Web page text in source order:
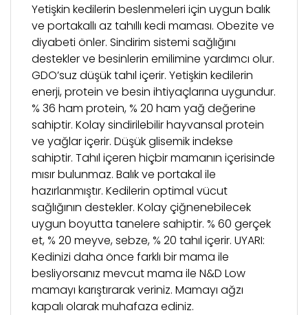
Yetişkin kedilerin beslenmeleri için uygun balık
ve portakallı az tahıllı kedi maması. Obezite ve
diyabeti önler. Sindirim sistemi sağlığını
destekler ve besinlerin emilimine yardımcı olur.
GDO’suz düşük tahıl içerir. Yetişkin kedilerin
enerji, protein ve besin ihtiyaçlarına uygundur.
% 36 ham protein, % 20 ham yağ değerine
sahiptir. Kolay sindirilebilir hayvansal protein
ve yağlar içerir. Düşük glisemik indekse
sahiptir. Tahıl içeren hiçbir mamanın içerisinde
mısır bulunmaz. Balık ve portakal ile
hazırlanmıştır. Kedilerin optimal vücut
sağlığının destekler. Kolay çiğnenebilecek
uygun boyutta tanelere sahiptir. % 60 gerçek
et, % 20 meyve, sebze, % 20 tahıl içerir. UYARI:
Kedinizi daha önce farklı bir mama ile
besliyorsanız mevcut mama ile N&D Low
mamayı karıştırarak veriniz. Mamayı ağzı
kapalı olarak muhafaza ediniz.